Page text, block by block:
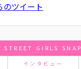
のツイート
STREET GIRLS SNAP
インタビュー